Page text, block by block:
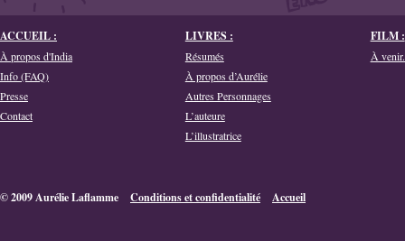
ACCUEIL :
À propos d'India
Info (FAQ)
Presse
Contact
LIVRES :
Résumés
À propos d’Aurélie
Autres Personnages
L’auteure
L’illustratrice
FILM :
À
© 2009 Aurélie Laflamme Conditions et confidentialité Accueil